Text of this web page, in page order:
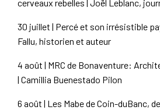
cerveaux rebelles | Joël Leblanc,
30 juillet | Percé et son irrésistible
Fallu, historien et auteur
4 août | MRC de Bonaventure:
| Camillia Buenestado Pilon
6 août | Les Mabe de Coin-duBanc,